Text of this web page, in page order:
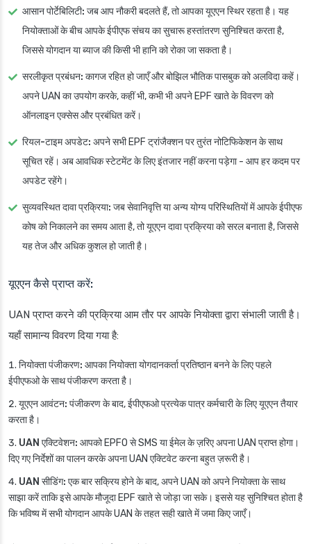
आसान पोर्टेबिलिटी: जब आप नौकरी बदलते हैं, तो आपका यूएएन स्थिर रहता है। यह
नियोक्ताओं के बीच आपके ईपीएफ संचय का सुचारू हस्तांतरण सुनिश्चित करता है,
जिससे योगदान या ब्याज की किसी भी हानि को रोका जा सकता है।
सरलीकृत प्रबंधन: कागज रहित हो जाएँ और बोझिल भौतिक पासबुक को अलविदा कहें।
अपने UAN का उपयोग करके, कहीं भी, कभी भी अपने EPF खाते के विवरण को
ऑनलाइन एक्सेस और प्रबंधित करें।
रियल-टाइम अपडेट: अपने सभी EPF ट्रांजैक्शन पर तुरंत नोटिफिकेशन के साथ
सूचित रहें। अब आवधिक स्टेटमेंट के लिए इंतजार नहीं करना पड़ेगा - आप हर कदम पर
अपडेट रहेंगे।
सुव्यवस्थित दावा प्रक्रिया: जब सेवानिवृत्ति या अन्य योग्य परिस्थितियों में आपके ईपीएफ
कोष को निकालने का समय आता है, तो यूएएन दावा प्रक्रिया को सरल बनाता है, जिससे
यह तेज और अधिक कुशल हो जाती है।
यूएएन कैसे प्राप्त करें:
UAN प्राप्त करने की प्रक्रिया आम तौर पर आपके नियोक्ता द्वारा संभाली जाती है।
यहाँ सामान्य विवरण दिया गया है:
नियोक्ता पंजीकरण: आपका नियोक्ता योगदानकर्ता प्रतिष्ठान बनने के लिए पहले
ईपीएफओ के साथ पंजीकरण करता है।
यूएएन आवंटन: पंजीकरण के बाद, ईपीएफओ प्रत्येक पात्र कर्मचारी के लिए यूएएन तैयार
करता है।
UAN एक्टिवेशन: आपको EPFO से SMS या ईमेल के ज़रिए अपना UAN प्राप्त होगा।
दिए गए निर्देशों का पालन करके अपना UAN एक्टिवेट करना बहुत ज़रूरी है।
UAN सीडिंग: एक बार सक्रिय होने के बाद, अपने UAN को अपने नियोक्ता के साथ
साझा करें ताकि इसे आपके मौजूदा EPF खाते से जोड़ा जा सके। इससे यह सुनिश्चित होता है
कि भविष्य में सभी योगदान आपके UAN के तहत सही खाते में जमा किए जाएँ।